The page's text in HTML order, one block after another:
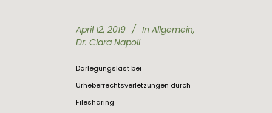
April 12, 2019 In Allgemein,
Dr. Clara Napoli
Darlegungslast bei
Urheberrechtsverletzungen durch
Filesharing